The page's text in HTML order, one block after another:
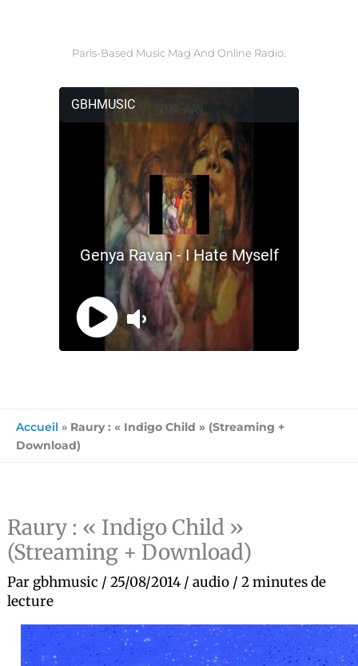
Paris-Based Music Mag And Online Radio.
Accueil » Raury : « Indigo Child » (Streaming +
Download)
Raury : « Indigo Child »
(Streaming + Download)
Par gbhmusic /25/08/2014/audio /2 minutes de
lecture